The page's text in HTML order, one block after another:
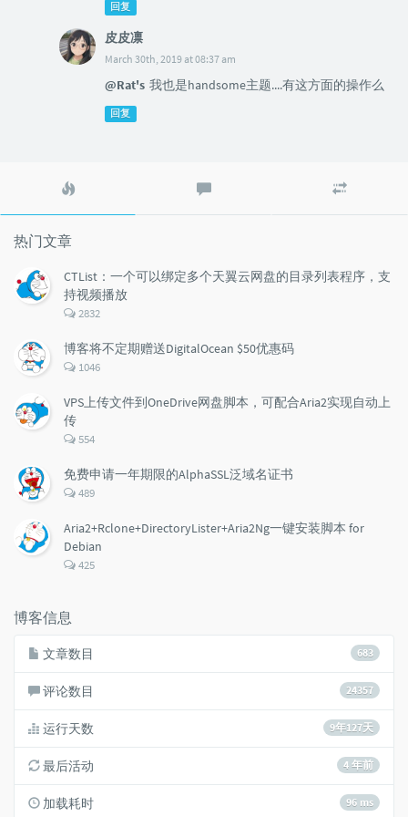
回复
皮皮凛
March 30th, 2019 at 08:37 am
@Rat's 我也是handsome主题....有这方面的操作么
回复
文
评
文
热门文章
CTList：一个可以绑定多个天翼云网盘的目录列表程序，支
持视频播放
评
数：
2832
博客将不定期赠送DigitalOcean $50优惠码
评
数：
1046
VPS上传文件到OneDrive网盘脚本，可配合Aria2实现自动上
传
评
数：
554
免费申请一年期限的AlphaSSL泛域名证书
评
数：
489
Aria2+Rclone+DirectoryLister+Aria2Ng一键安装脚本 for
Debian
评
425
博客信息
683
文章数目
24357
评论数目
9年127天
运行天数
4 年前
最后活动
96 ms
加载耗时